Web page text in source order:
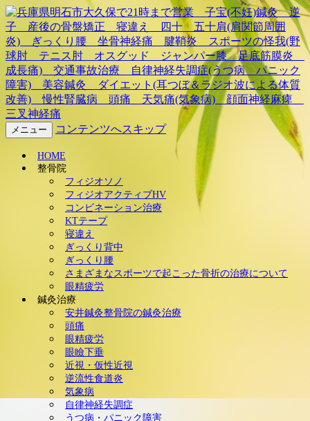
兵庫県明石市大久保で21時ま
で営業 子宝(不妊)鍼灸 逆
子 産後の骨盤矯正 寝違
え 四十 五十肩(肩関節周囲
炎) ぎっくり腰 坐骨神経
痛 腱鞘炎 スポーツの怪我
(野球肘 テニス肘 オスグッ
ド ジャンパー膝 足底筋膜
炎 成長痛) 交通事故治療
自律神経失調症(うつ病 パニ
ック障害) 美容鍼灸 ダイエ
ット(耳つぼ＆ラジオ波による
体質改善) 慢性腎臓病 頭
メニュー コンテンツへスキップ
HOME
整骨院
フィジオソノ
フィジオアクティブHV
コンビネーション治療
KTテープ
寝違え
ぎっくり背中
ぎっくり腰
さまざまなスポーツで起こった骨折の治療について
眼精疲労
鍼灸治療
安井鍼灸整骨院の鍼灸治療
頭痛
眼精疲労
眼瞼下垂
近視・仮性近視
逆流性食道炎
気象病
自律神経失調症
うつ病・パニック障害